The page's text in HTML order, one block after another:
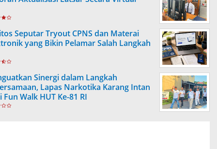
Seputar Tryout CPNS dan Materai
yang Bikin Pelamar Salah Langkah
Sinergi dalam Langkah
Lapas Narkotika Karang Intan
Walk HUT Ke-81 RI